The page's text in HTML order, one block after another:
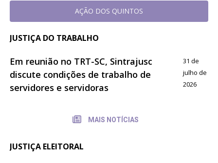
AÇÃO DOS QUINTOS
JUSTIÇA DO TRABALHO
Em reunião no TRT-SC, Sintrajusc
discute condições de trabalho de
servidores e servidoras
31 de
julho de
2026
MAIS NOTÍCIAS
JUSTIÇA ELEITORAL